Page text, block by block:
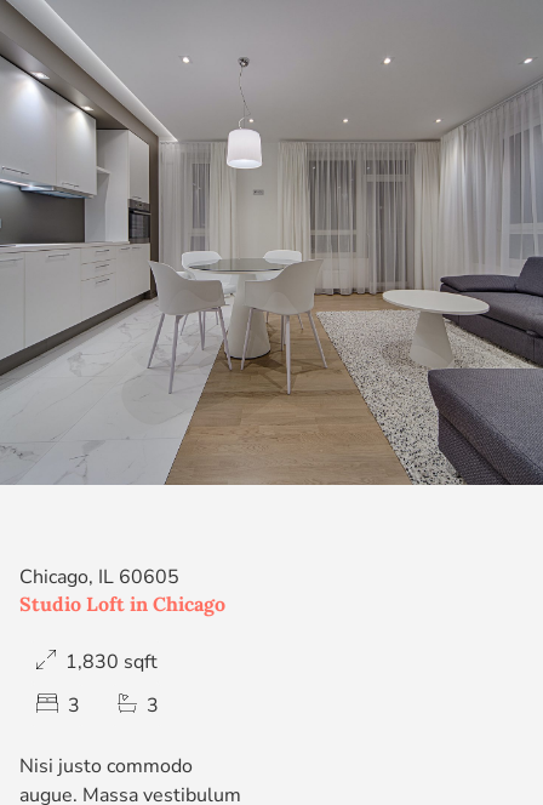
Chicago, IL 60605
Studio Loft in Chicago
1,830 sqft
3
3
Nisi justo commodo
augue. Massa vestibulum